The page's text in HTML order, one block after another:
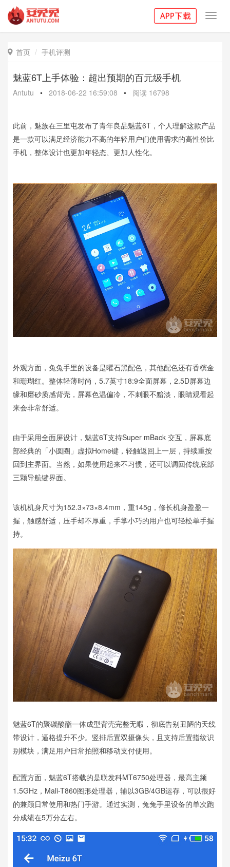
 首页 手机评测
魅蓝6T上手体验：超出预期的百元级手机
Antutu • 2018-06-22 16:59:08 • 阅读 16798
此前，魅族在三里屯发布了青年良品魅蓝6T，个人理解这款产品
是一款可以满足经济能力不高的年轻用户们使用需求的高性价比
手机，整体设计也更加年轻态、更加人性化。
外观方面，兔兔手里的设备是曜石黑配色，其他配色还有香槟金
和珊瑚红。整体轻薄时尚，5.7英寸18:9全面屏幕，2.5D屏幕边
缘和磨砂质感背壳，屏幕色温偏冷，不刺眼不黯淡，眼睛观看起
来会非常舒适。
由于采用全面屏设计，魅蓝6T支持Super mBack 交互，屏幕底
部经典的「小圆圈」虚拟Home键，轻触返回上一层，持续重按
回到主界面。当然，如果使用起来不习惯，还可以调回传统底部
三颗导航键界面。
该机机身尺寸为152.3×73×8.4mm，重145g，修长机身盈盈一
握，触感舒适，压手却不厚重，手掌小巧的用户也可轻松单手握
持。
魅蓝6T的聚碳酸酯一体成型背壳完整无暇，彻底告别丑陋的天线
带设计，逼格提升不少。竖排后置双摄像头，且支持后置指纹识
别模块，满足用户日常拍照和移动支付使用。
配置方面，魅蓝6T搭载的是联发科MT6750处理器，最高主频
1.5GHz，Mali-T860图形处理器，辅以3GB/4GB运存，可以很好
的兼顾日常使用和热门手游。通过实测，兔兔手里设备的单次跑
分成绩在5万分左右。